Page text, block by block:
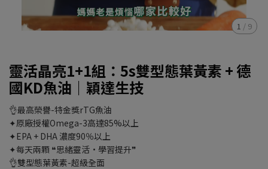
1 / 9
靈活晶亮1+1組：5s雙型態葉黃素 + 德
國KD魚油｜穎達生技
👌最高榮譽-特金獎rTG魚油
✦原廠授權Omega-3高達85%以上
✦EPA + DHA 濃度90％以上
✦每天兩顆 ❝思緒靈活·學習提升❞
👌雙型態葉黃素-超級全面